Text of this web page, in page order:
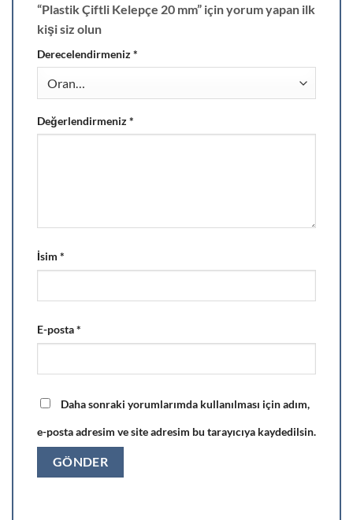
“Plastik Çiftli Kelepçe 20 mm” için yorum yapan ilk
kişi siz olun
Derecelendirmeniz*
Değerlendirmeniz*
İsim *
E-posta*
Daha sonraki yorumlarımda kullanılması için adım,
e-posta adresim ve site adresim bu tarayıcıya kaydedilsin.